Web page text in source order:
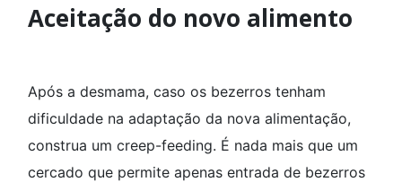
Aceitação do novo alimento
Após a desmama, caso os bezerros tenham
dificuldade na adaptação da nova alimentação,
construa um creep-feeding. É nada mais que um
cercado que permite apenas entrada de bezerros